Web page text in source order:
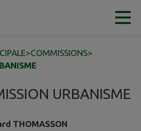
>COMMISSIONS>
URBANISME
THOMASSON